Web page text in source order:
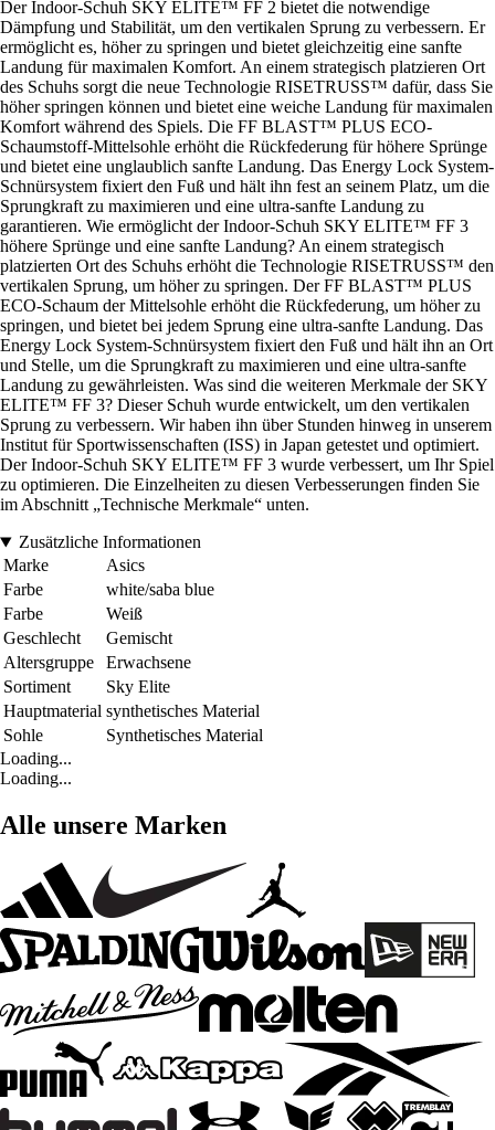
Der Indoor-Schuh SKY ELITE™ FF 2 bietet die notwendige
Dämpfung und Stabilität, um den vertikalen Sprung zu verbessern. Er
ermöglicht es, höher zu springen und bietet gleichzeitig eine sanfte
Landung für maximalen Komfort. An einem strategisch platzieren Ort
des Schuhs sorgt die neue Technologie RISETRUSS™ dafür, dass Sie
höher springen können und bietet eine weiche Landung für maximalen
Komfort während des Spiels. Die FF BLAST™ PLUS ECO-
Schaumstoff-Mittelsohle erhöht die Rückfederung für höhere Sprünge
und bietet eine unglaublich sanfte Landung. Das Energy Lock System-
Schnürsystem fixiert den Fuß und hält ihn fest an seinem Platz, um die
Sprungkraft zu maximieren und eine ultra-sanfte Landung zu
garantieren. Wie ermöglicht der Indoor-Schuh SKY ELITE™ FF 3
höhere Sprünge und eine sanfte Landung? An einem strategisch
platzierten Ort des Schuhs erhöht die Technologie RISETRUSS™ den
vertikalen Sprung, um höher zu springen. Der FF BLAST™ PLUS
ECO-Schaum der Mittelsohle erhöht die Rückfederung, um höher zu
springen, und bietet bei jedem Sprung eine ultra-sanfte Landung. Das
Energy Lock System-Schnürsystem fixiert den Fuß und hält ihn an Ort
und Stelle, um die Sprungkraft zu maximieren und eine ultra-sanfte
Landung zu gewährleisten. Was sind die weiteren Merkmale der SKY
ELITE™ FF 3? Dieser Schuh wurde entwickelt, um den vertikalen
Sprung zu verbessern. Wir haben ihn über Stunden hinweg in unserem
Institut für Sportwissenschaften (ISS) in Japan getestet und optimiert.
Der Indoor-Schuh SKY ELITE™ FF 3 wurde verbessert, um Ihr Spiel
zu optimieren. Die Einzelheiten zu diesen Verbesserungen finden Sie
im Abschnitt „Technische Merkmale“ unten.
Zusätzliche Informationen
Marke
Asics
Farbe
white/saba blue
Farbe
Weiß
Geschlecht
Gemischt
Altersgruppe
Erwachsene
Sortiment
Sky Elite
Hauptmaterial synthetisches Material
Sohle
Synthetisches Material
Loading...
Loading...
Alle unsere Marken